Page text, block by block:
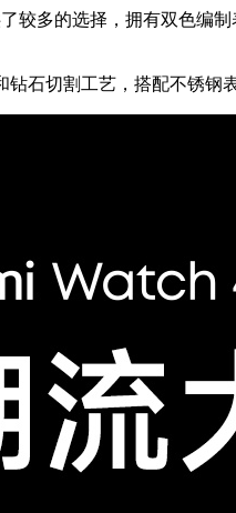
较多的选择，拥有双色编
石切割工艺，搭配不锈钢